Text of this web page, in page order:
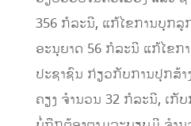
356 ກໍລະນີ, ແກ້ໄຂການບຸກ
ອະນຸຍາດ 56 ກໍລະນີ ແກ້ໄຂກ
ປະຊາຊົນ ກ່ຽວກັບການປຸກສ້
ຄຽງ ຈຳນວນ 32 ກໍລະນີ, ເກັ